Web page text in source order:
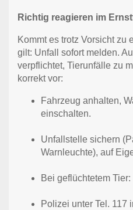
Richtig reagieren im
Kommt es trotz Vorsicht zu
gilt: Unfall sofort melden.
verpflichtet, Tierunfälle zu
korrekt vor:
Fahrzeug anhalten,
einschalten.
Unfallstelle sichern
Warnleuchte), auf
Bei geflüchtetem
Polizei unter Tel. 117